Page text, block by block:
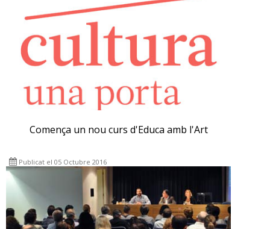
Comença un nou curs d'Educa amb l'Art
Publicat el 05 Octubre 2016